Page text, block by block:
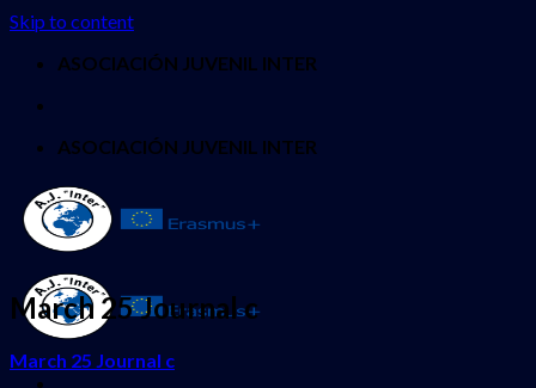
Skip to content
ASOCIACIÓN JUVENIL INTER
ASOCIACIÓN JUVENIL INTER
March 25 Journal c
March 25 Journal c